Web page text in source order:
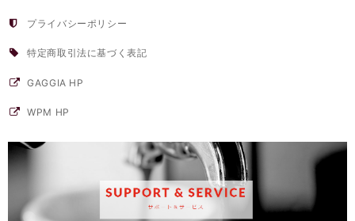
プライバシーポリシー
特定商取引法に基づく表記
GAGGIA HP
WPM HP